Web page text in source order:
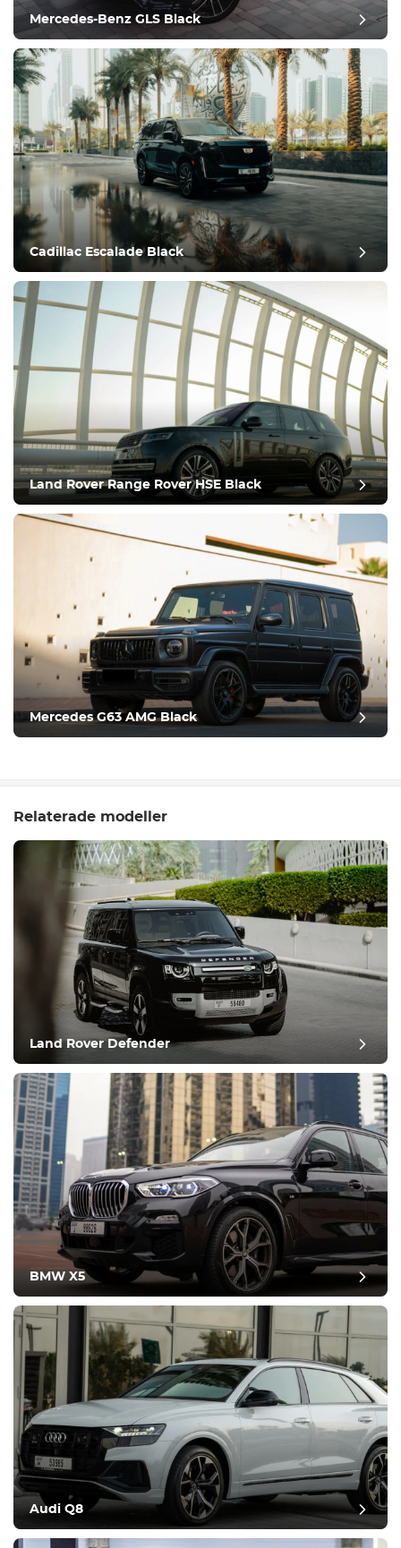
Kör
Villkor
postgranskning
Mercedes-Benz GLS Black
Cadillac Escalade Black
Land Rover Range Rover HSE Black
Mercedes G63 AMG Black
Relaterade modeller
Land Rover Defender
BMW X5
Audi Q8